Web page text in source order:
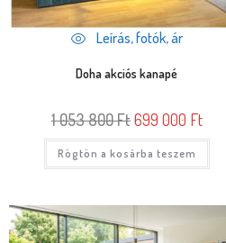
Leírás, fotók, ár
Doha akciós kanapé
1 053 800Ft699 000 Ft
Rögtön a kosárba teszem